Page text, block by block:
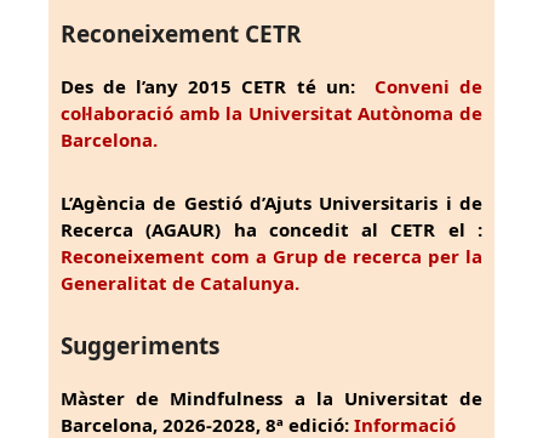
Reconeixement CETR
Des de l’any 2015 CETR té un: Conveni de
col·laboració amb la Universitat Autònoma de
Barcelona.
L’Agència de Gestió d’Ajuts Universitaris i de
Recerca (AGAUR) ha concedit al CETR el :
Reconeixement com a Grup de recerca per la
Generalitat de Catalunya.
Suggeriments
Màster de Mindfulness a la Universitat de
Barcelona, 2026-2028, 8ª edició: Informació